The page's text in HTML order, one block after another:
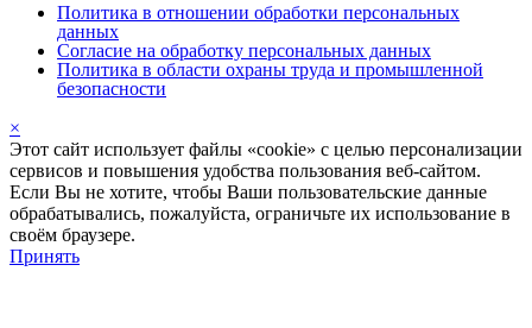
Политика в отношении обработки персональных
данных
Согласие на обработку персональных данных
Политика в области охраны труда и промышленной
безопасности
×
Этот сайт использует файлы «cookie» с целью персонализации
сервисов и повышения удобства пользования веб-сайтом.
Если Вы не хотите, чтобы Ваши пользовательские данные
обрабатывались, пожалуйста, ограничьте их использование в
своём браузере.
Принять